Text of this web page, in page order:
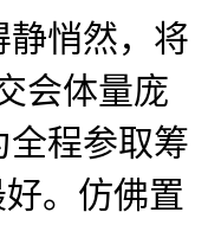
悄然，将
会体量庞
程参取筹
。仿佛置